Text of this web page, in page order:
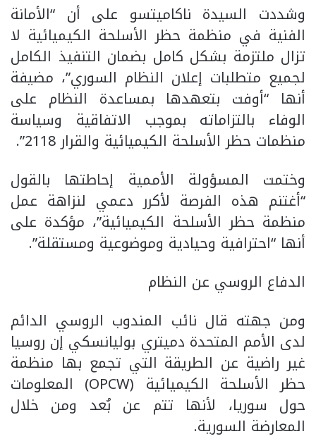
وشددت السيدة ناكاميتسو على أن “الأمانة
الفنية في منظمة حظر الأسلحة الكيميائية لا
تزال ملتزمة بشكل كامل بضمان التنفيذ الكامل
لجميع متطلبات إعلان النظام السوري”، مضيفة
أنها “أوفت بتعهدها بمساعدة النظام على
الوفاء بالتزاماته بموجب الاتفاقية وسياسة
منظمات حظر الأسلحة الكيميائية والقرار 2118”.
وختمت المسؤولة الأممية إحاطتها بالقول
“أغتنم هذه الفرصة لأكرر دعمي لنزاهة عمل
منظمة حظر الأسلحة الكيميائية”، مؤكدة على
أنها “احترافية وحيادية وموضوعية ومستقلة”.
الدفاع الروسي عن النظام
ومن جهته قال نائب المندوب الروسي الدائم
لدى الأمم المتحدة دميتري بوليانسكي إن روسيا
غير راضية عن الطريقة التي تجمع بها منظمة
حظر الأسلحة الكيميائية (OPCW) المعلومات
حول سوريا، لأنها تتم عن بُعد ومن خلال
المعارضة السورية.